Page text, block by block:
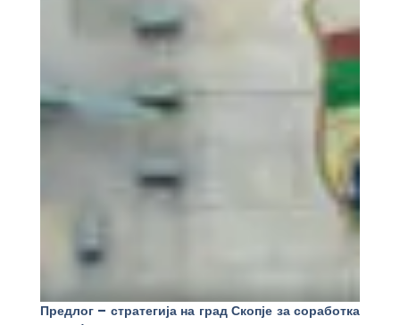
Предлог – стратегија на град Скопје за соработка